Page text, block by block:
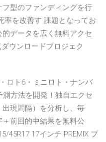
型のファンディングを行
率を改善す 課題となってお
データを広く無料アクセ
ウンロードプロジェク
ロト6・ミニロト・ナンバ
方法を開発！独自エクセ
現間隔）を分析し、毎
前回的中結果を無料公
45R17 17インチ PREMIX プ